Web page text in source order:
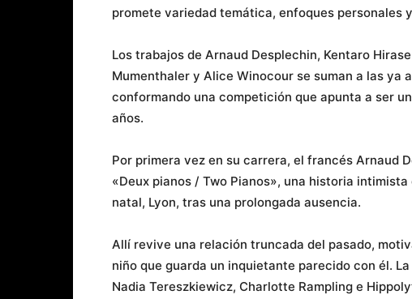
promete variedad temática, enfoques personales
Los trabajos de Arnaud Desplechin, Kentaro
Mumenthaler y Alice Winocour se suman a las ya
conformando una competición que apunta a ser
años.
Por primera vez en su carrera, el francés Arnaud
«Deux pianos / Two Pianos», una historia
natal, Lyon, tras una prolongada ausencia.
Allí revive una relación truncada del pasado,
niño que guarda un inquietante parecido con él.
Nadia Tereszkiewicz, Charlotte Rampling e